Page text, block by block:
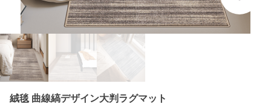
絨毯 曲線縞デザイン大判ラグマット